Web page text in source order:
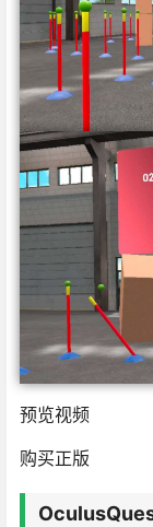
预览视频
购买正版